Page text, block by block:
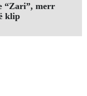
“Zari”, merr
klip